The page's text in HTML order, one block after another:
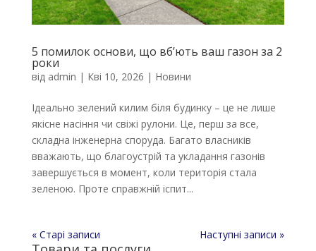
5 помилок основи, що вб’ють ваш газон за 2
роки
від admin | Кві 10, 2026 | Новини
Ідеально зелений килим біля будинку – це не лише
якісне насіння чи свіжі рулони. Це, перш за все,
складна інженерна споруда. Багато власників
вважають, що благоустрій та укладання газонів
завершується в момент, коли територія стала
зеленою. Проте справжній іспит...
« Старі записи Наступні записи »